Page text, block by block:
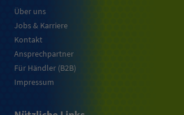
Über uns
Jobs & Karriere
Kontakt
Ansprechpartner
Für Händler (B2B)
Impressum